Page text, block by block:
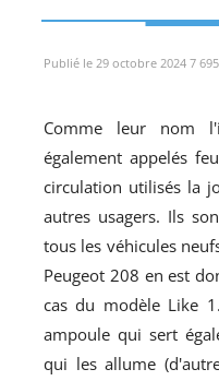
Publié le 29 octobre 2024 7
Comme leur nom
également appelés
circulation utilisés la
autres usagers. Ils
tous les véhicules
Peugeot 208 en est
cas du modèle Like
ampoule qui sert
qui les allume